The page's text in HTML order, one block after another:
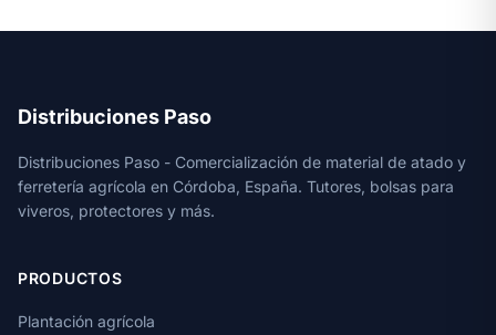
Distribuciones Paso
Distribuciones Paso - Comercialización de material de atado y
ferretería agrícola en Córdoba, España. Tutores, bolsas para
viveros, protectores y más.
PRODUCTOS
Plantación agrícola